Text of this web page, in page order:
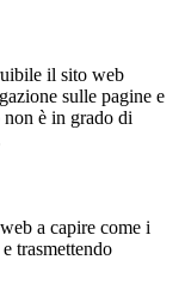
il sito web
sulle pagine e
non è in grado di
a capire come i
trasmettendo